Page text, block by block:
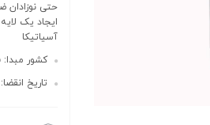
حتی نوزادان
ایجاد یک
آسیاتیکا
کشور مبدا:
تاریخ انقضا: 2027/02